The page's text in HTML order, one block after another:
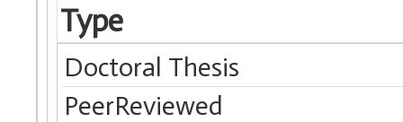
Type
Doctoral Thesis
PeerReviewed